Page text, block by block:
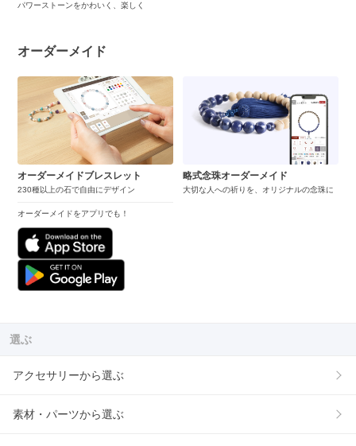
パワーストーンをかわいく、楽しく
オーダーメイド
オーダーメイドブレスレット
230種以上の石で自由にデザイン
オーダーメイドをアプリでも！
略式念珠オーダーメイド
大切な人への祈りを、オリジナルの念珠に
選ぶ
アクセサリーから選ぶ
素材・パーツから選ぶ